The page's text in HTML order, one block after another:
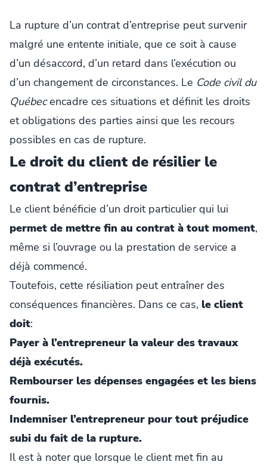
La rupture d’un contrat d’entreprise peut survenir
malgré une entente initiale, que ce soit à cause
d’un désaccord, d’un retard dans l’exécution ou
d’un changement de circonstances. Le Code civil du
Québecencadre ces situations et définit les droits
et obligations des parties ainsi que les recours
possibles en cas de rupture.
Le droit du client de résilier le
contrat d’entreprise
Le client bénéficie d’un droit particulier qui lui
permet de mettre fin au contrat à tout moment,
même si l’ouvrage ou la prestation de service a
déjà commencé.
Toutefois, cette résiliation peut entraîner des
conséquences financières. Dans ce cas, le client
doit:
Payer à l’entrepreneur la valeur des travaux
déjà exécutés.
Rembourser les dépenses engagées et les biens
fournis.
Indemniser l’entrepreneur pour tout préjudice
subi du fait de la rupture.
Il est à noter que lorsque le client met fin au